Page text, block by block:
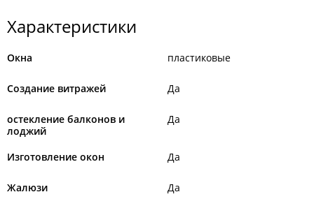
Характеристики
Окна пластиковые
Создание витражей Да
остекление балконов и
лоджий
Да
Изготовление окон Да
Жалюзи Да